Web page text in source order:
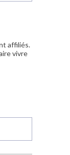
affiliés.
vivre